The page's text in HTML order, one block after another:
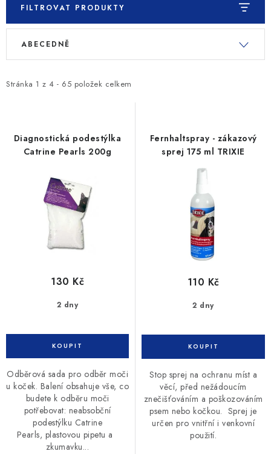
FILTROVAT PRODUKTY
V
i
Stránka 1 z 4 - 65 položek celkem
Ř
e
ABECEDNĚ
Diagnostická podestýlka
Catrine Pearls 200g
2 dny
130 Kč
Odběrová sada pro odběr moči
u koček. Balení obsahuje vše, co
budete k odběru moči
potřebovat: neabsobční
podestýlku Catrine
Pearls, plastovou pipetu a
zkumavku...
Fernhaltspray - zákazový
sprej 175 ml TRIXIE
2 dny
110 Kč
Stop sprej na ochranu míst a
věcí, před nežádoucím
znečišťováním a poškozováním
psem nebo kočkou. Sprej je
určen pro vnitřní i venkovní
použití.